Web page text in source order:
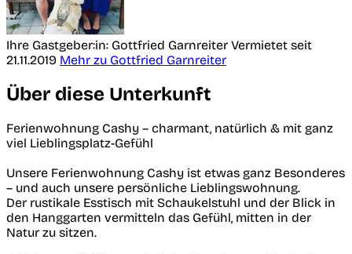
Ihre Gastgeber:in: Gottfried Garnreiter Vermietet seit
21.11.2019 Mehr zu Gottfried Garnreiter
Über diese Unterkunft
Ferienwohnung Cashy – charmant, natürlich & mit ganz
viel Lieblingsplatz-Gefühl
Unsere Ferienwohnung Cashy ist etwas ganz Besonderes
– und auch unsere persönliche Lieblingswohnung.
Der rustikale Esstisch mit Schaukelstuhl und der Blick in
den Hanggarten vermitteln das Gefühl, mitten in der
Natur zu sitzen.